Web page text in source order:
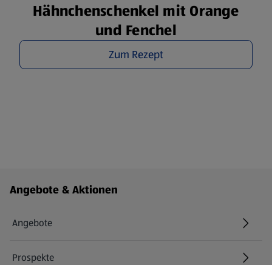
Hähnchenschenkel mit Orange
und Fenchel
Zum Rezept
Fußzeilenmenü - weitere Links
Angebote & Aktionen
Angebote
Prospekte